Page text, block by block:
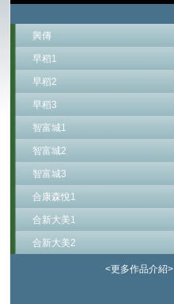
興傳
早稻1
早稻2
早稻3
智富城1
智富城2
智富城3
合康森悅1
合新大美1
合新大美2
<更多作品介紹>